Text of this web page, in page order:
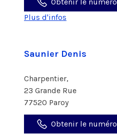
Plus d'infos
Saunier Denis
Charpentier,
23 Grande Rue
77520 Paroy
Obtenir le numéro